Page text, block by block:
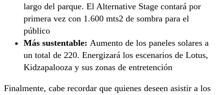
largo del parque. El Alternative Stage contará por
primera vez con 1.600 mts2 de sombra para el
público
Más sustentable: Aumento de los paneles solares a
un total de 220. Energizará los escenarios de Lotus,
Kidzapalooza y sus zonas de entretención
Finalmente, cabe recordar que quienes deseen asistir a los